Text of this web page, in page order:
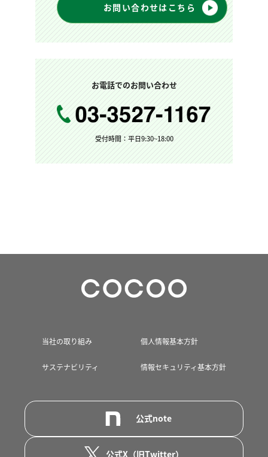
お問い合わせはこちら
お電話でのお問い合わせ
受付時間：平日9:30~18:00
公式note
公式X（旧Twitter）
当社の取り組み
サステナビリティ
個人情報基本方針
情報セキュリティ基本方針